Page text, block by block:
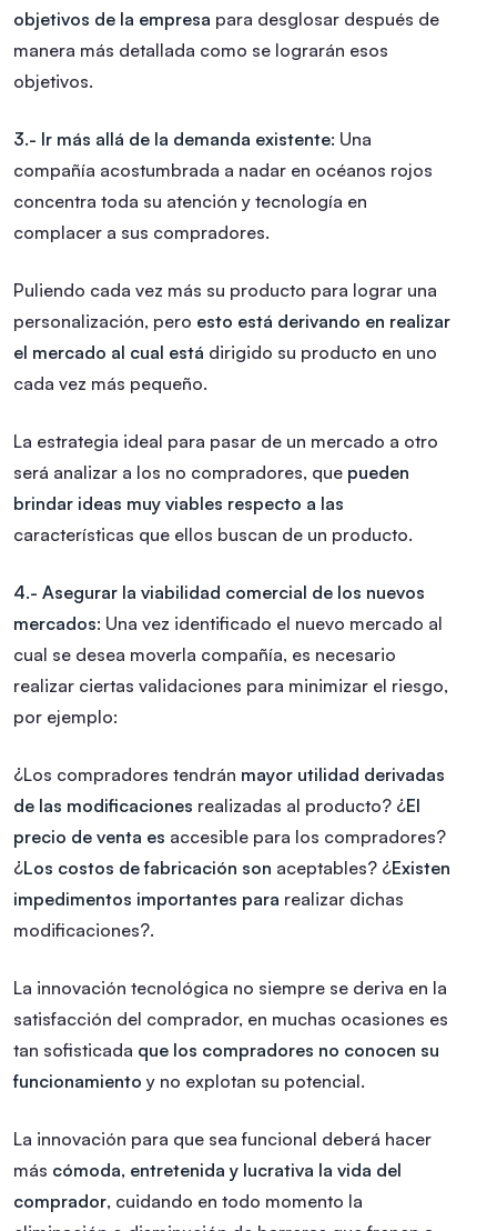
objetivos de la empresa para desglosar después de
manera más detallada como se lograrán esos
objetivos.
3.- Ir más allá de la demanda existente: Una
compañía acostumbrada a nadar en océanos rojos
concentra toda su atención y tecnología en
complacer a sus compradores.
Puliendo cada vez más su producto para lograr una
personalización, pero esto está derivando en realizar
el mercado al cual está dirigido su producto en uno
cada vez más pequeño.
La estrategia ideal para pasar de un mercado a otro
será analizar a los no compradores, que pueden
brindar ideas muy viables respecto a las
características que ellos buscan de un producto.
4.- Asegurar la viabilidad comercial de los nuevos
mercados: Una vez identificado el nuevo mercado al
cual se desea moverla compañía, es necesario
realizar ciertas validaciones para minimizar el riesgo,
por ejemplo:
¿Los compradores tendrán mayor utilidad derivadas
de las modificaciones realizadas al producto? ¿El
precio de venta es accesible para los compradores?
¿Los costos de fabricación son aceptables? ¿Existen
impedimentos importantes para realizar dichas
modificaciones?.
La innovación tecnológica no siempre se deriva en la
satisfacción del comprador, en muchas ocasiones es
tan sofisticada que los compradores no conocen su
funcionamiento y no explotan su potencial.
La innovación para que sea funcional deberá hacer
más cómoda, entretenida y lucrativa la vida del
comprador, cuidando en todo momento la